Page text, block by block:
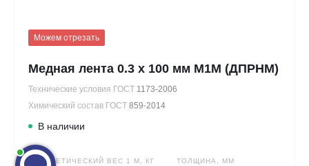
Можем отрезать
Медная лента 0.3 х 100 мм М1М (ДПРНМ)
Технические условия ГОСТ 1173-2006
Химический состав ГОСТ 859-2014
В наличии
ТЕОРЕТИЧЕСКИЙ ВЕС 1 М, КГ ТОЛЩИНА, ММ